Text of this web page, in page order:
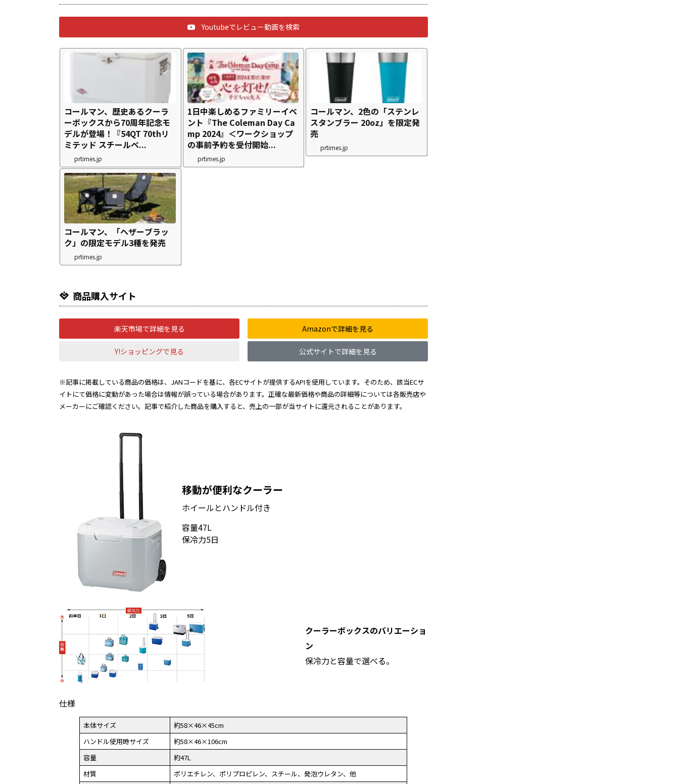
Youtubeでレビュー動画を検索
コールマン、歴史あるクーラ
ーボックスから70周年記念モ
デルが登場！『54QT 70thリ
ミテッド スチールベ...
prtimes.jp
1日中楽しめるファミリーイベ
ント『The Coleman Day Ca
mp 2024』＜ワークショップ
の事前予約を受付開始...
prtimes.jp
コールマン、2色の「ステンレ
スタンブラー 20oz」を限定発
売
prtimes.jp
コールマン、「ヘザーブラッ
ク」の限定モデル3種を発売
prtimes.jp
商品購入サイト
楽天市場で詳細を見る Amazonで詳細を見る
Y!ショッピングで見る 公式サイトで詳細を見る
※記事に掲載している商品の価格は、JANコードを基に、各ECサイトが提供するAPIを使用しています。そのため、該当ECサ
イトにて価格に変動があった場合は情報が誤っている場合があります。正確な最新価格や商品の詳細等については各販売店や
メーカーにご確認ください。記事で紹介した商品を購入すると、売上の一部が当サイトに還元されることがあります。
移動が便利なクーラー
ホイールとハンドル付き
容量47L
保冷力5日
クーラーボックスのバリエーショ
ン
保冷力と容量で選べる。
仕様
本体サイズ
約58×46×45cm
ハンドル使用時サイズ
約58×46×106cm
容量
約47L
材質
ポリエチレン、ポリプロピレン、スチール、発泡ウレタン、他